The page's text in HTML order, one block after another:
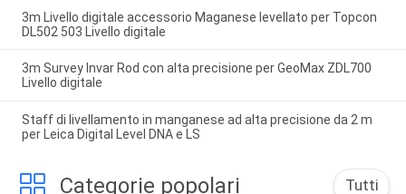
3m Livello digitale accessorio Maganese levellato per Topcon
DL502 503 Livello digitale
3m Survey Invar Rod con alta precisione per GeoMax ZDL700
Livello digitale
Staff di livellamento in manganese ad alta precisione da 2 m
per Leica Digital Level DNA e LS
Categorie popolari Tutti